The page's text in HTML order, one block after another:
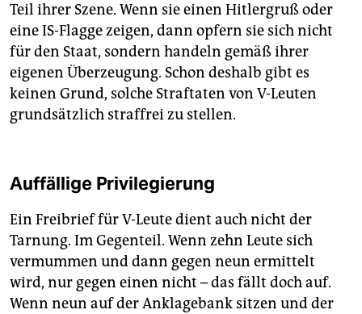
Teil ihrer Szene. Wenn sie einen Hitlergruß oder
eine IS-Flagge zeigen, dann opfern sie sich nicht
für den Staat, sondern handeln gemäß ihrer
eigenen Überzeugung. Schon deshalb gibt es
keinen Grund, solche Straftaten von V-Leuten
grundsätzlich straffrei zu stellen.
Auffällige Privilegierung
Ein Freibrief für V-Leute dient auch nicht der
Tarnung. Im Gegenteil. Wenn zehn Leute sich
vermummen und dann gegen neun ermittelt
wird, nur gegen einen nicht – das fällt doch auf.
Wenn neun auf der Anklagebank sitzen und der